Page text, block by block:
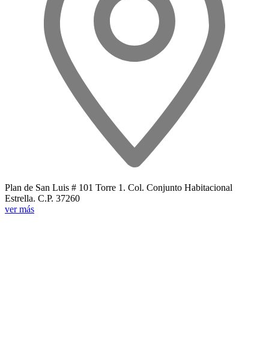
Plan de San Luis # 101 Torre 1. Col. Conjunto Habitacional
Estrella. C.P. 37260
ver más